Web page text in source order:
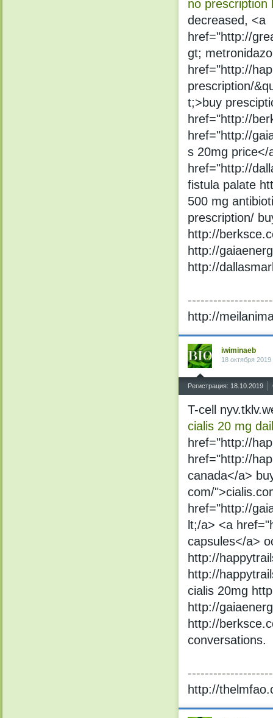
no prescription
decreased, <a
href="http://
gt;
href="http://
prescription/
t;>buy
href="http://
href="http://
s 20mg price</
href="http://
fistula palate
500 mg
prescription/
http://
http://
http://
--------------------
http://
iwiminaeb
18 октября 2019
Регистрация: 18.10.2019
T-cell
cialis 20 mg
href="http://
href="http://
canada</a>
com/
href="http://
lt;/a> <a
capsules</a>
http://
http://
cialis 20mg
http://
http://
conversations.
--------------------
http://